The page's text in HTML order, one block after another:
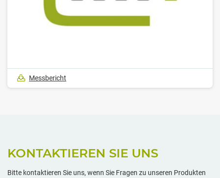
Messbericht
KONTAKTIEREN SIE UNS
Bitte kontaktieren Sie uns, wenn Sie Fragen zu unseren Produkten